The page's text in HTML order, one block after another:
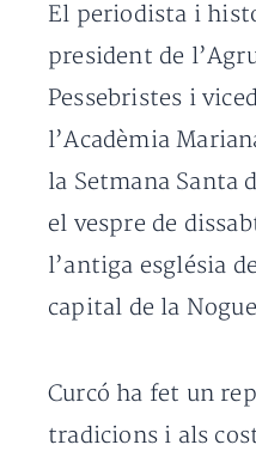
El periodista i
president de
Pessebristes i
l’Acadèmia
la Setmana Santa
el vespre de
l’antiga església
capital de la
Curcó ha fet un
tradicions i als